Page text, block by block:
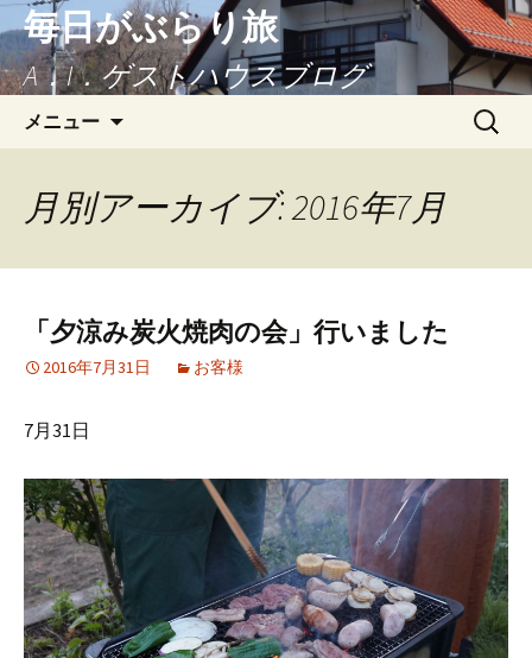
毎日がぶらり旅
A．I．ゲストハウスブログ
メニュー
検
月別アーカイブ: 2016年7月
「夕涼み炭火焼肉の会」行いました
2016年7月31日 お客様
7月31日